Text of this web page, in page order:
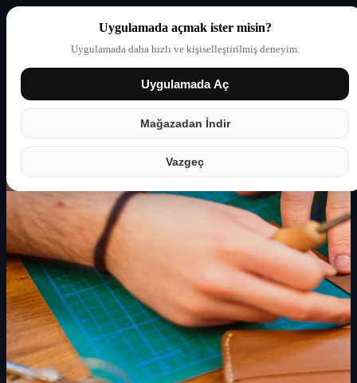
Uygulamada açmak ister misin?
Uygulamada daha hızlı ve kişiselleştirilmiş deneyim.
Uygulamada Aç
Mağazadan İndir
Vazgeç
Giriş yap Partner